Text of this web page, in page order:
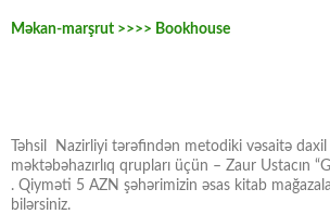
Məkan-marşrut >>>> Bookhouse
Təhsil Nazirliyi tərəfindən metodiki vəsaitə
məktəbəhazırlıq qrupları üçün – Zaur Ustacın
. Qiyməti 5 AZN şəhərimizin əsas kitab
bilərsiniz.